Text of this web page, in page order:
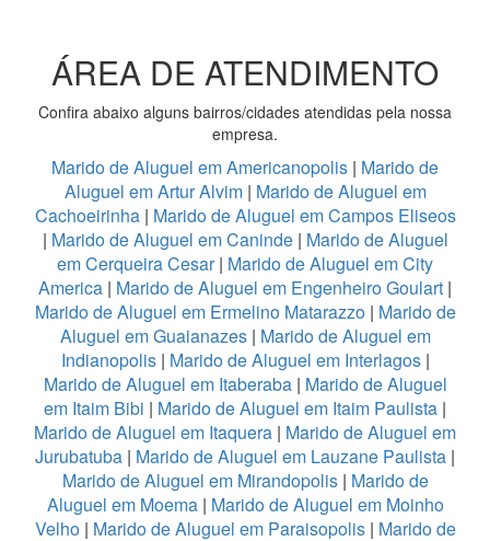
ÁREA DE ATENDIMENTO
Confira abaixo alguns bairros/cidades atendidas pela nossa
empresa.
Marido de Aluguel em Americanopolis | Marido de
Aluguel em Artur Alvim | Marido de Aluguel em
Cachoeirinha| Marido de Aluguel em Campos Eliseos
| Marido de Aluguel em Caninde| Marido de Aluguel
em Cerqueira Cesar| Marido de Aluguel em City
America | Marido de Aluguel em Engenheiro Goulart |
Marido de Aluguel em Ermelino Matarazzo | Marido de
Aluguel em Guaianazes| Marido de Aluguel em
Indianopolis| Marido de Aluguel em Interlagos|
Marido de Aluguel em Itaberaba| Marido de Aluguel
em Itaim Bibi | Marido de Aluguel em Itaim Paulista |
Marido de Aluguel em Itaquera | Marido de Aluguel em
Jurubatuba | Marido de Aluguel em Lauzane Paulista |
Marido de Aluguel em Mirandopolis| Marido de
Aluguel em Moema| Marido de Aluguel em Moinho
Velho | Marido de Aluguel em Paraisopolis| Marido de